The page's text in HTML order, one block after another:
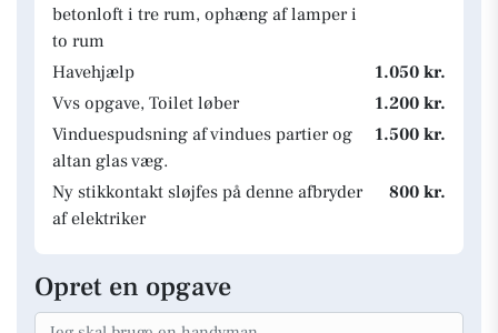
betonloft i tre rum, ophæng af lamper i
to rum
Havehjælp
1.050 kr.
Vvs opgave, Toilet løber
1.200 kr.
Vinduespudsning af vindues partier og
altan glas væg.
1.500 kr.
Ny stikkontakt sløjfes på denne afbryder
af elektriker
800 kr.
Opret en opgave